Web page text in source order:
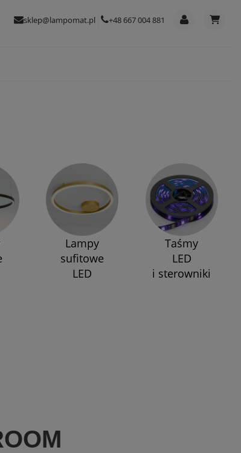
sklep@lampomat.pl +48 667 004 881
Lampy
sufitowe
LED
Taśmy
LED
i sterowniki